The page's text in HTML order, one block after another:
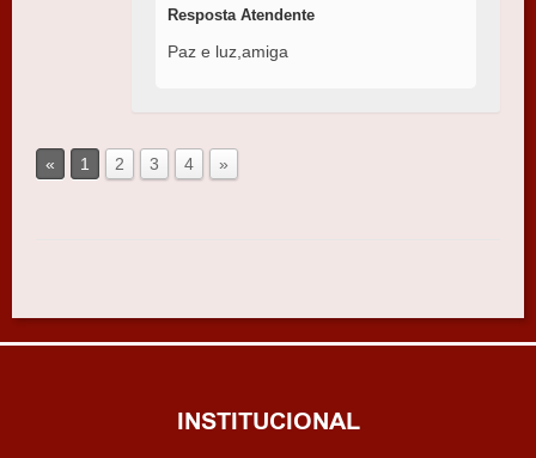
Resposta Atendente
Paz e luz,amiga
« 1 2 3 4 »
INSTITUCIONAL